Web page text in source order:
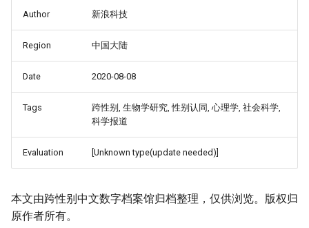
Author 新浪科技
Region 中国大陆
Date 2020-08-08
Tags
跨性别, 生物学研究, 性别认同, 心理学, 社会科学,
科学报道
Evaluation [Unknown type(update needed)]
本文由跨性别中文数字档案馆归档整理，仅供浏览。版权归
原作者所有。